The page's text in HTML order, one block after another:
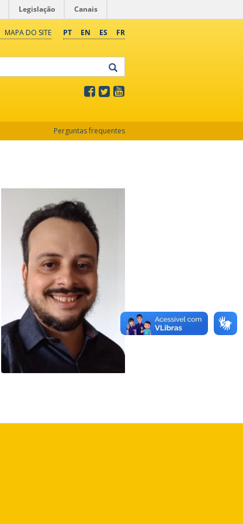
Legislação Canais
PT EN ES FR
MAPA DO SITE
Perguntas frequentes